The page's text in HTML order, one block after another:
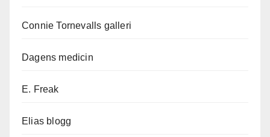
Connie Tornevalls galleri
Dagens medicin
E. Freak
Elias blogg